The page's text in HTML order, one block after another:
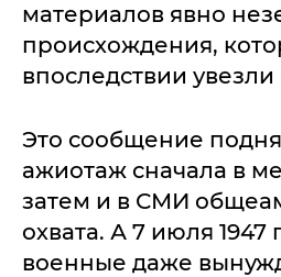
материалов явно
происхождения,
впоследствии
Это сообщение
ажиотаж сначала в
затем и в СМИ
охвата. А 7 июля 1947
военные даже